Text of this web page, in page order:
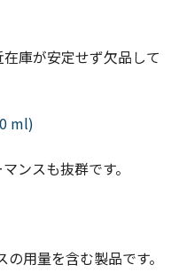
庫が安定せず欠品して
ml)
ンスも抜群です。
用量を含む製品です。